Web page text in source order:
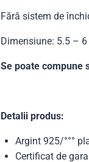
Fără sistem de
Dimensiune: 5.5 – 6
Se poate compune
Detalii produs:
Argint 925/°°°
Certificat de